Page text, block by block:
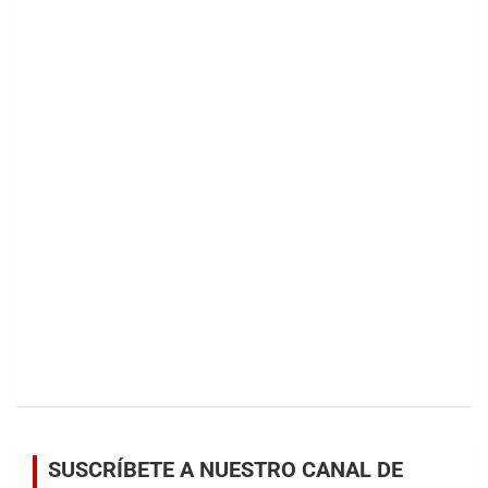
SUSCRÍBETE A NUESTRO CANAL DE